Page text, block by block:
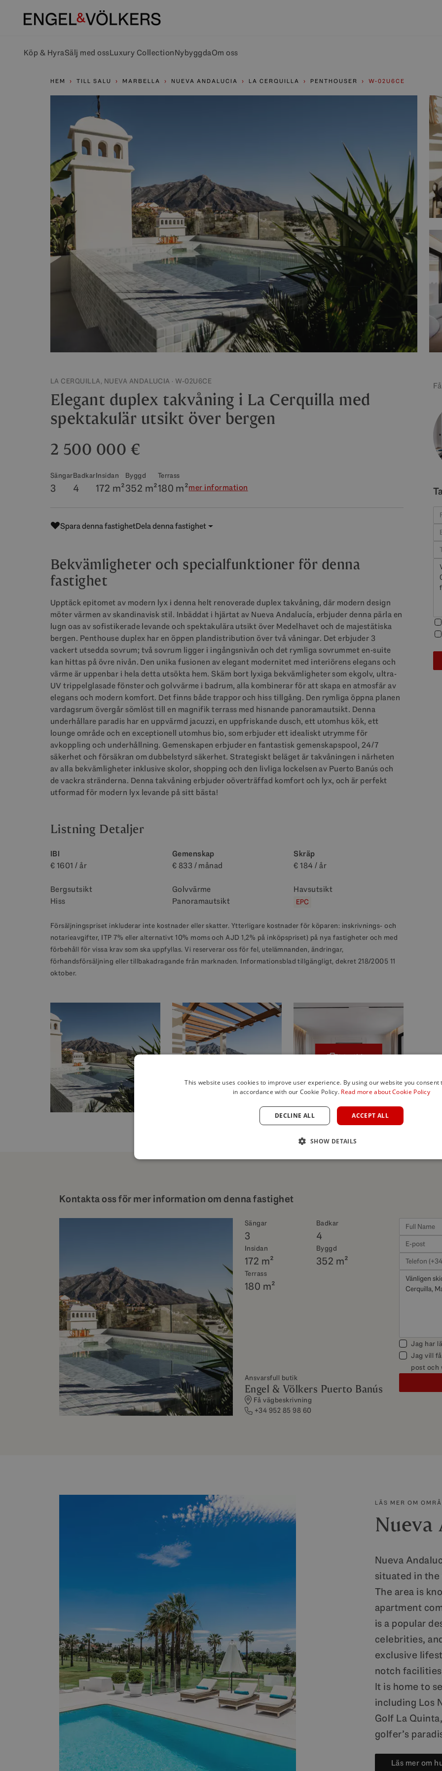
Köp & HyraSälj med ossLuxury CollectionNybyggdaOm oss
HEM TILL SALU MARBELLA NUEVA ANDALUCIA LA CERQUILLA PENTHOUSER W-02U6CE
LA CERQUILLA, NUEVA ANDALUCIA · W-02U6CE
Elegant duplex takvåning i La Cerquilla med
spektakulär utsikt över bergen
2 500 000 €
Sängar
3
Badkar
4
Insidan
172 m²
Byggd
352 m²
Terrass
180 m²mer information
Spara denna fastighetDela denna fastighet
Bekvämligheter och specialfunktioner för denna
fastighet
Upptäck epitomet av modern lyx i denna helt renoverade duplex takvåning, där modern design
möter värmen av skandinavisk stil. Inbäddat i hjärtat av Nueva Andalucía, erbjuder denna pärla en
lugn oas av sofistikerade levande och spektakulära utsikt över Medelhavet och de majestätiska
bergen. Penthouse duplex har en öppen plandistribution över två våningar. Det erbjuder 3
vackert utsedda sovrum; två sovrum ligger i ingångsnivån och det rymliga sovrummet en-suite
kan hittas på övre nivån. Den unika fusionen av elegant modernitet med interiörens elegans och
värme är uppenbar i hela detta utsökta hem. Skäm bort lyxiga bekvämligheter som ekgolv, ultra-
UV trippelglasade fönster och golvvärme i badrum, alla kombinerar för att skapa en atmosfär av
elegans och modern komfort. Det finns både trappor och hiss tillgång. Den rymliga öppna planen
vardagsrum övergår sömlöst till en magnifik terrass med hisnande panoramautsikt. Denna
underhållare paradis har en uppvärmd jacuzzi, en uppfriskande dusch, ett utomhus kök, ett
lounge område och en exceptionell utomhus bio, som erbjuder ett idealiskt utrymme för
avkoppling och underhållning. Gemenskapen erbjuder en fantastisk gemenskapspool, 24/7
säkerhet och försäkran om dubbelstyrd säkerhet. Strategiskt beläget är takvåningen i närheten
av alla bekvämligheter inklusive skolor, shopping och den livliga lockelsen av Puerto Banús och
de vackra stränderna. Denna takvåning erbjuder oöverträffad komfort och lyx, och är perfekt
utformad för modern lyx levande på sitt bästa!
Listning Detaljer
IBI
€ 1601 / år
Gemenskap
€ 833 / månad
Skräp
€ 184 / år
Bergsutsikt Golvvärme
Havsutsikt
Hiss
Panoramautsikt EPC
Försäljningspriset inkluderar inte kostnader eller skatter. Ytterligare kostnader för köparen: inskrivnings- och
notarieavgifter, ITP 7% eller alternativt 10% moms och AJD 1,2% på inköpspriset) på nya fastigheter och med
förbehåll för vissa krav som ska uppfyllas. Vi reserverar oss för fel, utelämnanden, ändringar,
förhandsförsäljning eller tillbakadragande från marknaden. Informationsblad tillgängligt, dekret 218/2005 11
oktober.
23 Bilder
Kontakta oss för mer information om denna fastighet
Sängar
3
Badkar
4
Insidan
172 m²
Byggd
352 m²
Terrass
180 m²
Ansvarsfull butik
Engel & Völkers Puerto Banús
Få vägbeskrivning
+34 952 85 98 60
Jag har
Jag vill
post och
LÄS MER OM
Nueva
Nueva
situated in the
The area is
apartment
is a popular
celebrities,
exclusive
notch
It is home to
including Los
Golf La
golfer’s
Läs mer om
This website uses cookies to improve user experience. By using our website you consent
in accordance with our Cookie Policy. Read more about Cookie Policy
ACCEPT ALL
DECLINE ALL
SHOW DETAILS